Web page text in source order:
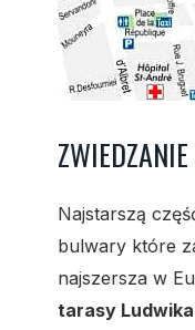
ZWIEDZANIE
Najstarszą
bulwary które
najszersza w
tarasy Ludwika